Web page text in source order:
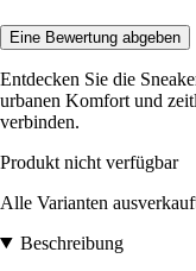
Eine Bewertung abgeben
Entdecken Sie die
urbanen Komfort und
verbinden.
Produkt nicht verfügbar
Alle Varianten
Beschreibung